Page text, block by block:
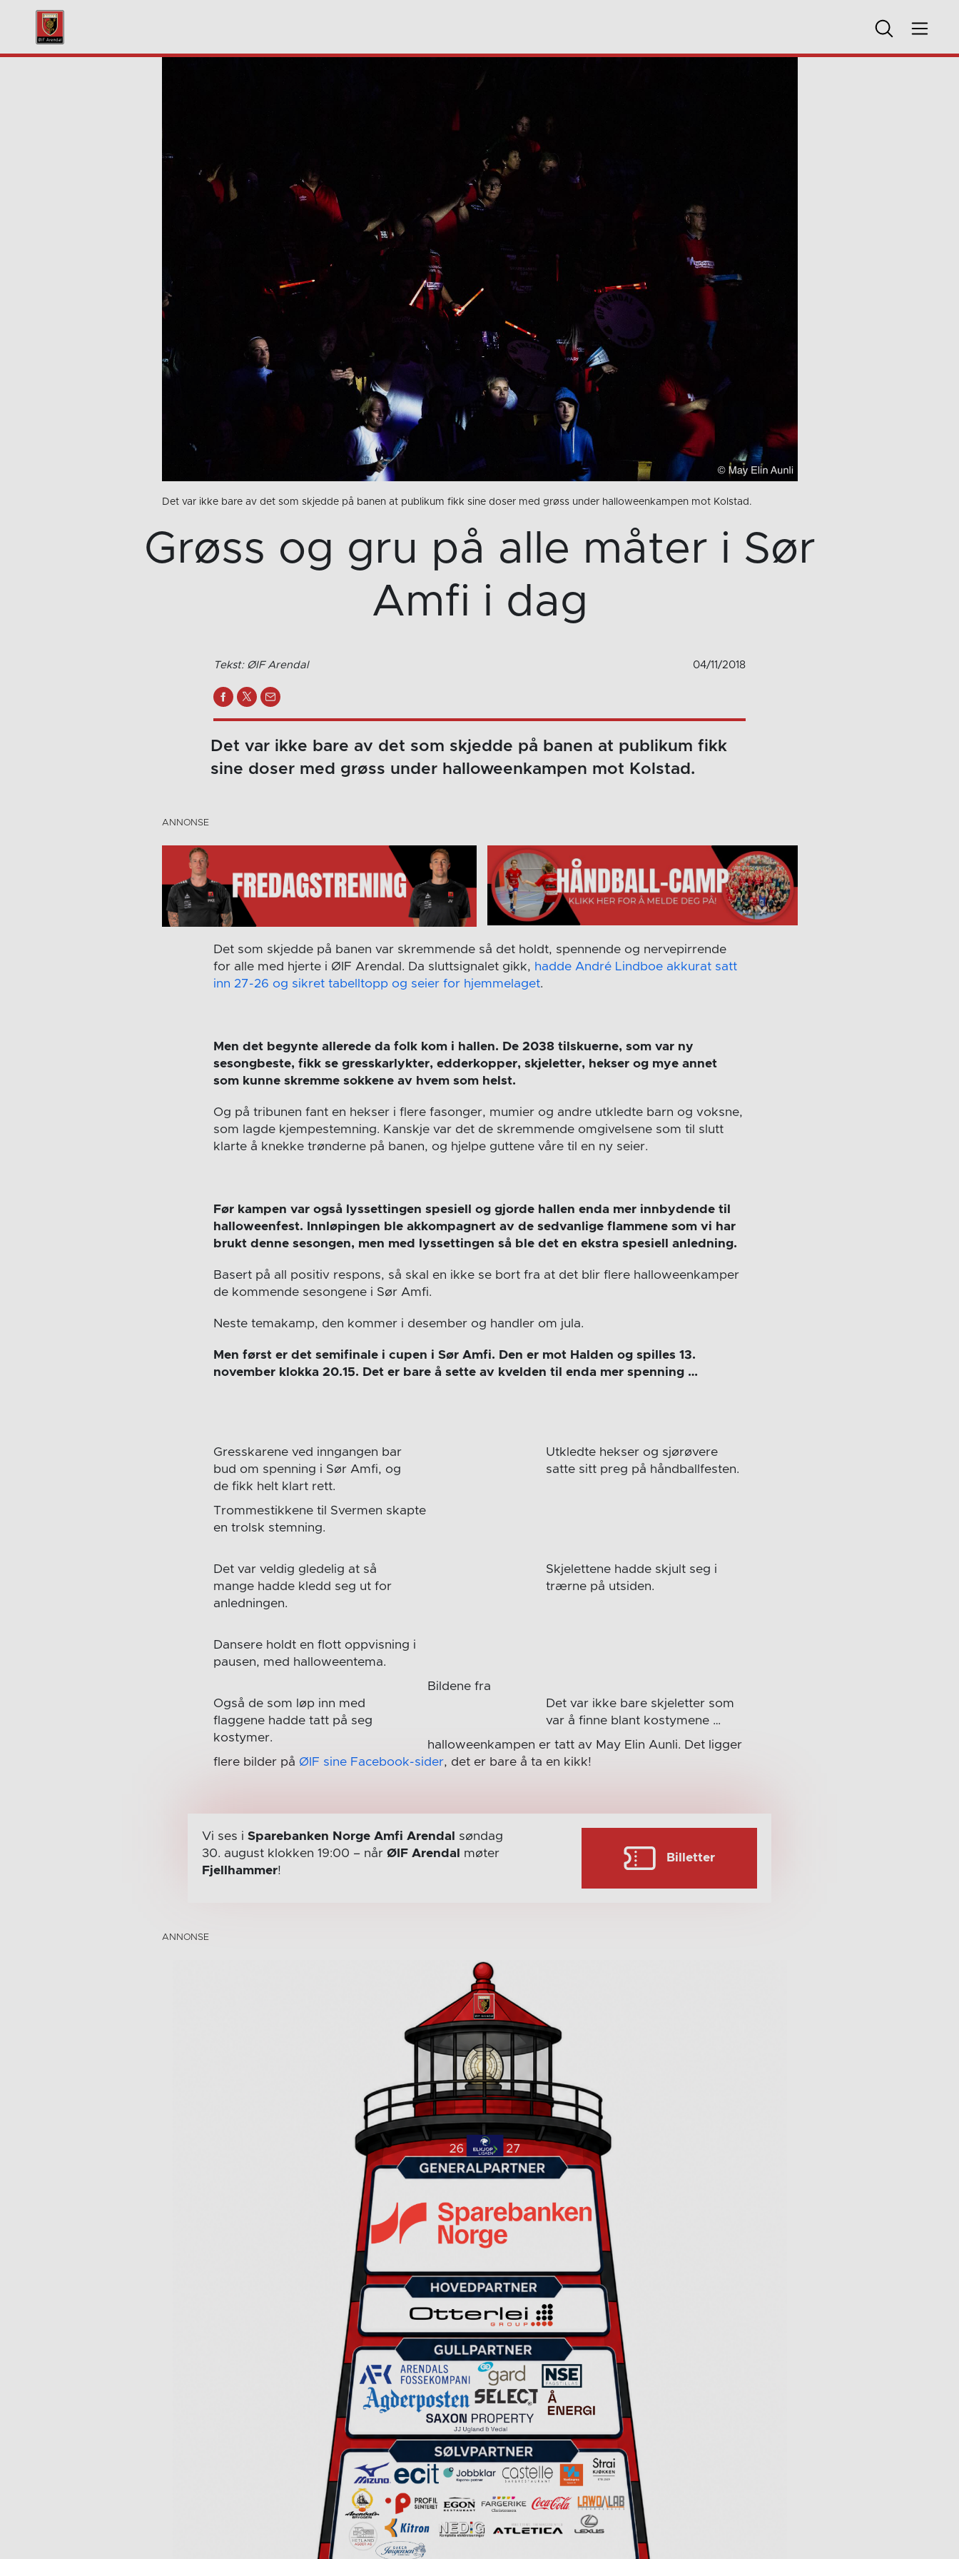
Det var ikke bare av det som skjedde på banen at publikum fikk sine doser med grøss under halloweenkampen mot Kolstad.
Grøss og gru på alle måter i Sør
Amfi i dag
Tekst: ØIF Arendal 04/11/2018
Det var ikke bare av det som skjedde på banen at publikum fikk
sine doser med grøss under halloweenkampen mot Kolstad.
Det som skjedde på banen var skremmende så det holdt, spennende og nervepirrende
for alle med hjerte i ØIF Arendal. Da sluttsignalet gikk, hadde André Lindboe akkurat satt
inn 27-26 og sikret tabelltopp og seier for hjemmelaget.
Men det begynte allerede da folk kom i hallen. De 2038 tilskuerne, som var ny
sesongbeste, fikk se gresskarlykter, edderkopper, skjeletter, hekser og mye annet
som kunne skremme sokkene av hvem som helst.
Og på tribunen fant en hekser i flere fasonger, mumier og andre utkledte barn og voksne,
som lagde kjempestemning. Kanskje var det de skremmende omgivelsene som til slutt
klarte å knekke trønderne på banen, og hjelpe guttene våre til en ny seier.
Før kampen var også lyssettingen spesiell og gjorde hallen enda mer innbydende til
halloweenfest. Innløpingen ble akkompagnert av de sedvanlige flammene som vi har
brukt denne sesongen, men med lyssettingen så ble det en ekstra spesiell anledning.
Basert på all positiv respons, så skal en ikke se bort fra at det blir flere halloweenkamper
de kommende sesongene i Sør Amfi.
Neste temakamp, den kommer i desember og handler om jula.
Men først er det semifinale i cupen i Sør Amfi. Den er mot Halden og spilles 13.
november klokka 20.15. Det er bare å sette av kvelden til enda mer spenning …
Gresskarene ved inngangen bar
bud om spenning i Sør Amfi, og
de fikk helt klart rett.
Utkledte hekser og sjørøvere
satte sitt preg på håndballfesten.
Trommestikkene til Svermen skapte
en trolsk stemning.
Det var veldig gledelig at så
mange hadde kledd seg ut for
anledningen.
Skjelettene hadde skjult seg i
trærne på utsiden.
Dansere holdt en flott oppvisning i
pausen, med halloweentema.
Det var ikke bare skjeletter som
var å finne blant kostymene …
Også de som løp inn med
flaggene hadde tatt på seg
kostymer.
Bildene fra
halloweenkampen er tatt av May Elin Aunli. Det ligger
flere bilder på ØIF sine Facebook-sider, det er bare å ta en kikk!
Vi ses i Sparebanken Norge Amfi Arendal
søndag
30. august klokken 19:00 – når ØIF Arendal
møter
Fjellhammer!
Billetter